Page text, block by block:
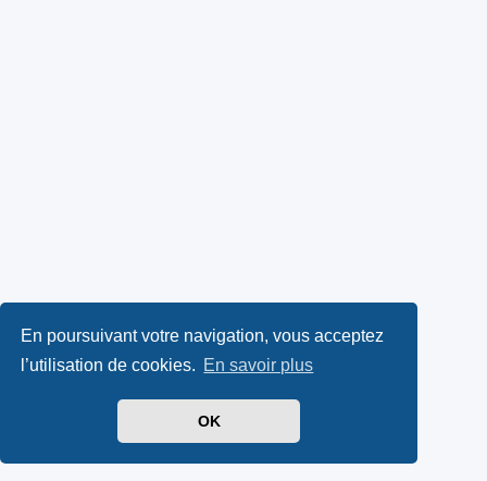
En poursuivant votre navigation, vous acceptez
l’utilisation de cookies. En savoir plus
OK